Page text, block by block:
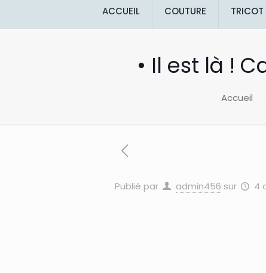
ACCUEIL COUTURE
• Il est là !
Accueil
Publié par admin456 sur 4